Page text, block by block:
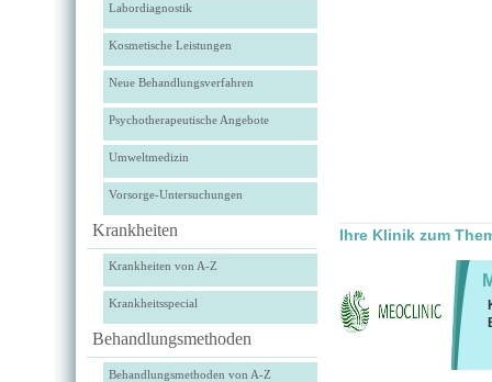
Labordiagnostik
Kosmetische Leistungen
Neue Behandlungsverfahren
Psychotherapeutische Angebote
Umweltmedizin
Vorsorge-Untersuchungen
Krankheiten
Krankheiten von A-Z
Krankheitsspecial
Behandlungsmethoden
Behandlungsmethoden von A-Z
Ihre Klinik zum